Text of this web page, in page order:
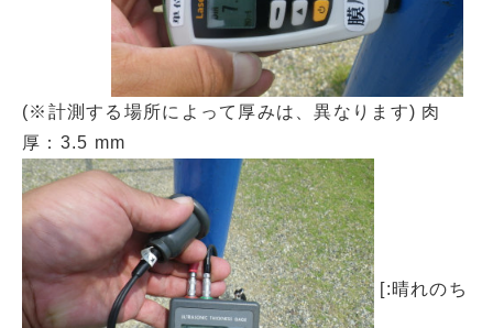
(※計測する場所によって厚みは、異なります) 肉
厚：3.5 mm
[:晴れのち